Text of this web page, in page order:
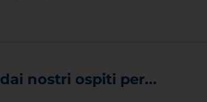
nostri ospiti per...